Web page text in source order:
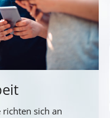
richten sich an